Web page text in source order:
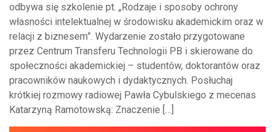
odbywa się szkolenie pt. „Rodzaje i sposoby ochrony
własności intelektualnej w środowisku akademickim oraz w
relacji z biznesem”. Wydarzenie zostało przygotowane
przez Centrum Transferu Technologii PB i skierowane do
społeczności akademickiej – studentów, doktorantów oraz
pracowników naukowych i dydaktycznych. Posłuchaj
krótkiej rozmowy radiowej Pawła Cybulskiego z mecenas
Katarzyną Ramotowską: Znaczenie […]